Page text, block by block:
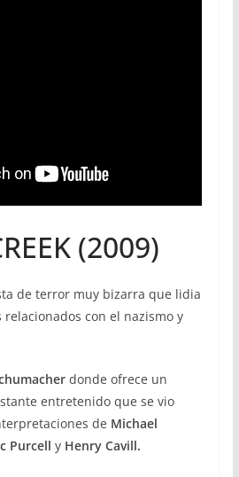
(2009)
de terror muy bizarra que lidia
con el nazismo y
donde ofrece un
entretenido que se vio
de Michael
Purcell yHenry Cavill.